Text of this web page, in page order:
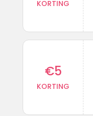
KORTING
€5
KORTING